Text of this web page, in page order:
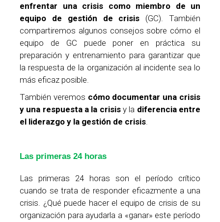
enfrentar una crisis como miembro de un
equipo de gestión de crisis (GC). También
compartiremos algunos consejos sobre cómo el
equipo de GC puede poner en práctica su
preparación y entrenamiento para garantizar que
la respuesta de la organización al incidente sea lo
más eficaz posible.
También veremos cómo documentar una crisis
y una respuesta a la crisisy la diferencia entre
el liderazgo y la gestión de crisis
Las primeras 24 horas
Las primeras 24 horas son el período crítico
cuando se trata de responder eficazmente a una
crisis. ¿Qué puede hacer el equipo de crisis de su
organización para ayudarla a «ganar» este período